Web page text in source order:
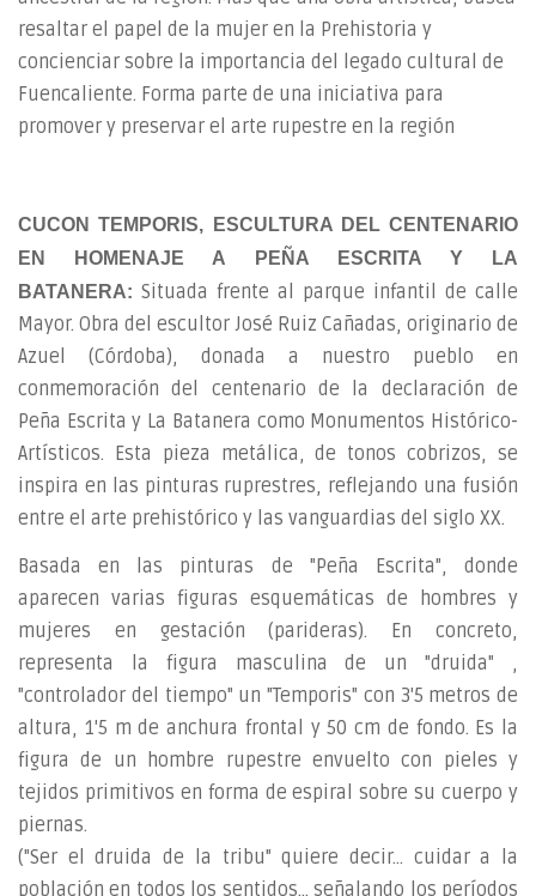
resaltar el papel de la mujer en la Prehistoria y
concienciar sobre la importancia del legado cultural de
Fuencaliente. Forma parte de una iniciativa para
promover y preservar el arte rupestre en la región
CUCON TEMPORIS,
ESCULTURA DEL CENTENARIO
EN HOMENAJE A PEÑA ESCRITA Y LA
BATANERA: Situada frente al parque infantil de calle
Mayor. Obra del escultor José Ruiz Cañadas, originario de
Azuel (Córdoba), donada a nuestro pueblo en
conmemoración del centenario de la declaración de
Peña Escrita y La Batanera como Monumentos Histórico-
Artísticos. Esta pieza metálica, de tonos cobrizos, se
inspira en las pinturas ruprestres, reflejando una fusión
entre el arte prehistórico y las vanguardias del siglo XX.
Basada en las pinturas de "Peña Escrita", donde
aparecen varias figuras esquemáticas de hombres y
mujeres en gestación (parideras). En concreto,
representa la figura masculina de un "druida" ,
"controlador del tiempo" un "Temporis" con 3'5 metros de
altura, 1'5 m de anchura frontal y 50 cm de fondo. Es la
figura de un hombre rupestre envuelto con pieles y
tejidos primitivos en forma de espiral sobre su cuerpo y
piernas.
("Ser el druida de la tribu" quiere decir... cuidar a la
población en todos los sentidos... señalando los períodos